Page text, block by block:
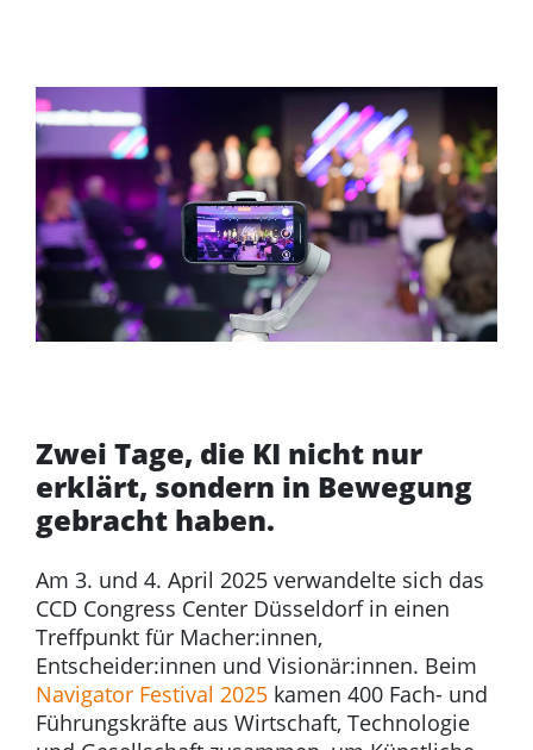
Zwei Tage, die KI nicht nur
erklärt, sondern in Bewegung
gebracht haben.
Am 3. und 4. April 2025 verwandelte sich das
CCD Congress Center Düsseldorf in einen
Treffpunkt für Macher:innen,
Entscheider:innen und Visionär:innen. Beim
Navigator Festival 2025 kamen 400 Fach- und
Führungskräfte aus Wirtschaft, Technologie